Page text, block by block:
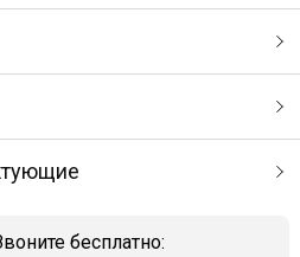
бесплатно: